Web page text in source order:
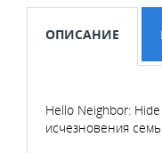
ОПИСАНИЕ
Hello Neighbor:
исчезновения